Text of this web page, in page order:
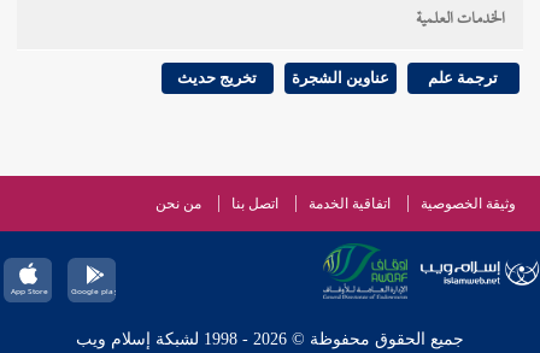
الخدمات العلمية
ترجمة علم عناوين الشجرة تخريج حديث
وثيقة الخصوصية اتفاقية الخدمة اتصل بنا من نحن
جميع الحقوق محفوظة © 2026 - 1998 لشبكة إسلام ويب